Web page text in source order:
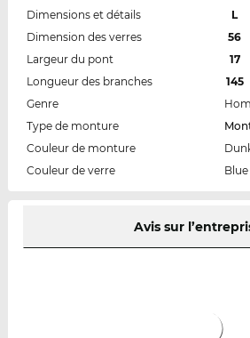
Dimensions et détails
L
Dimension des verres
56
Largeur du pont
17
Longueur des branches
145
Genre
Type de monture
Couleur de monture
Couleur de verre
Blue
Avis sur